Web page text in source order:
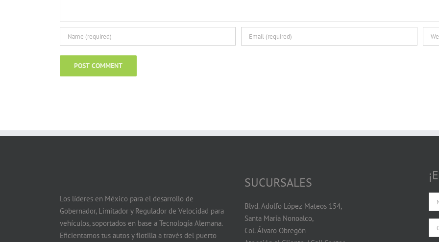
Los líderes en México para el desarrollo de
Gobernador, Limitador y Regulador de Velocidad para
vehículos, soportados en base a Tecnología Alemana.
Eficientamos tus autos y flotilla a través del puerto
SUCURSALES
Blvd. Adolfo López Mateos 154,
Santa María Nonoalco,
Col. Álvaro Obregón